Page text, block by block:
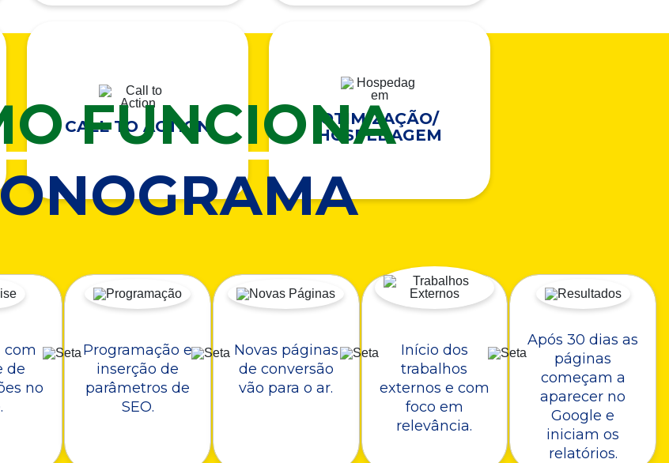
CALL TO ACTION
OTIMIZAÇÃO/
HOSPEDAGEM
FUNCIONA
com
de
no
Programação e
inserção de
parâmetros de
SEO.
Novas páginas
de conversão
vão para o ar.
Início dos
trabalhos
externos e com
foco em
relevância.
Após 30 dias as
páginas
começam a
aparecer no
Google e
iniciam os
relatórios.